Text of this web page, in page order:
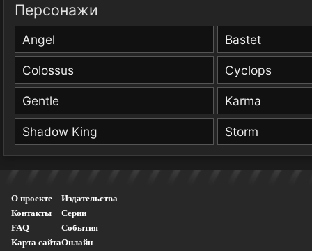
Персонажи
Angel Bastet
Colossus Cyclops
Gentle Karma
Shadow King Storm
О проекте
Контакты
FAQ
Карта сайта
Издательства
Серии
События
Онлайн